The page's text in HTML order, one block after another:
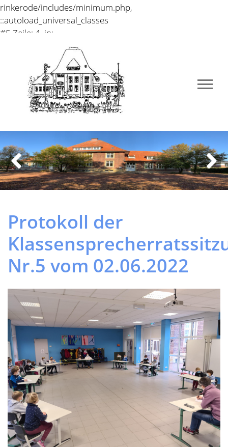
1a: Leonie, Maxe 1b: Theresa, Nino
2a: Isabella, Florian 2b: Anne, Henri
3a: Fynn, Clara 3b: Melody, Ole
4a Jonathan, Lina 4b: Linus, Louisa
Top 1 – Was liegt euch am Herzen?
Nach der Sammlung eurer Anliegen kam es nach einer
Abstimmung zu folgender Tagesordnung:
1. Zu viel Müll auf unserem Schulhof!
2. Die Schulhofgrenzen werden von einzelnen
Kindern weiter nicht eingehalten.